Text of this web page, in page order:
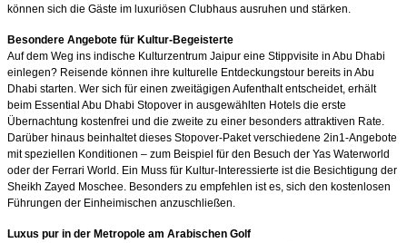
können sich die Gäste im luxuriösen Clubhaus ausruhen und stärken.
Besondere Angebote für Kultur-Begeisterte
Auf dem Weg ins indische Kulturzentrum Jaipur eine Stippvisite in Abu Dhabi
einlegen? Reisende können ihre kulturelle Entdeckungstour bereits in Abu
Dhabi starten. Wer sich für einen zweitägigen Aufenthalt entscheidet, erhält
beim Essential Abu Dhabi Stopover in ausgewählten Hotels die erste
Übernachtung kostenfrei und die zweite zu einer besonders attraktiven Rate.
Darüber hinaus beinhaltet dieses Stopover-Paket verschiedene 2in1-Angebote
mit speziellen Konditionen – zum Beispiel für den Besuch der Yas Waterworld
oder der Ferrari World. Ein Muss für Kultur-Interessierte ist die Besichtigung der
Sheikh Zayed Moschee. Besonders zu empfehlen ist es, sich den kostenlosen
Führungen der Einheimischen anzuschließen.
Luxus pur in der Metropole am Arabischen Golf